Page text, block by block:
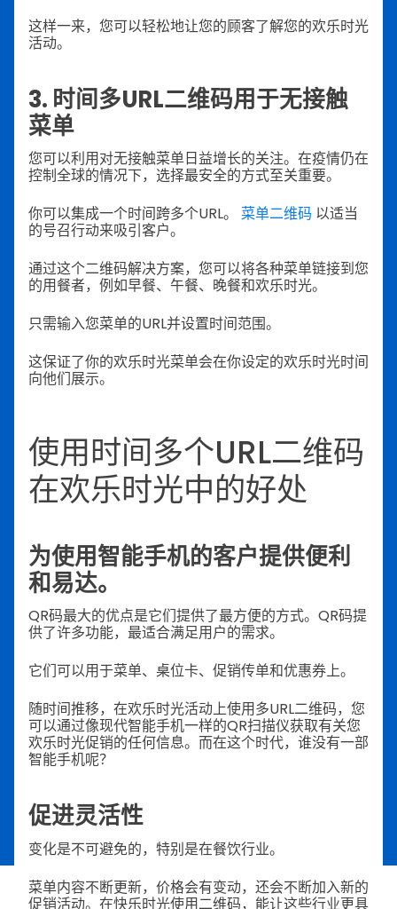
这样一来，您可以轻松地让您的顾客了解您的欢乐时光
活动。
3. 时间多URL二维码用于无接触
菜单
您可以利用对无接触菜单日益增长的关注。在疫情仍在
控制全球的情况下，选择最安全的方式至关重要。
你可以集成一个时间跨多个URL。 菜单二维码 以适当
的号召行动来吸引客户。
通过这个二维码解决方案，您可以将各种菜单链接到您
的用餐者，例如早餐、午餐、晚餐和欢乐时光。
只需输入您菜单的URL并设置时间范围。
这保证了你的欢乐时光菜单会在你设定的欢乐时光时间
向他们展示。
使用时间多个URL二维码
在欢乐时光中的好处
为使用智能手机的客户提供便利
和易达。
QR码最大的优点是它们提供了最方便的方式。QR码提
供了许多功能，最适合满足用户的需求。
它们可以用于菜单、桌位卡、促销传单和优惠券上。
随时间推移，在欢乐时光活动上使用多URL二维码，您
可以通过像现代智能手机一样的QR扫描仪获取有关您
欢乐时光促销的任何信息。而在这个时代，谁没有一部
智能手机呢？
促进灵活性
变化是不可避免的，特别是在餐饮行业。
菜单内容不断更新，价格会有变动，还会不断加入新的
促销活动。在快乐时光使用二维码，能让这些行业更具